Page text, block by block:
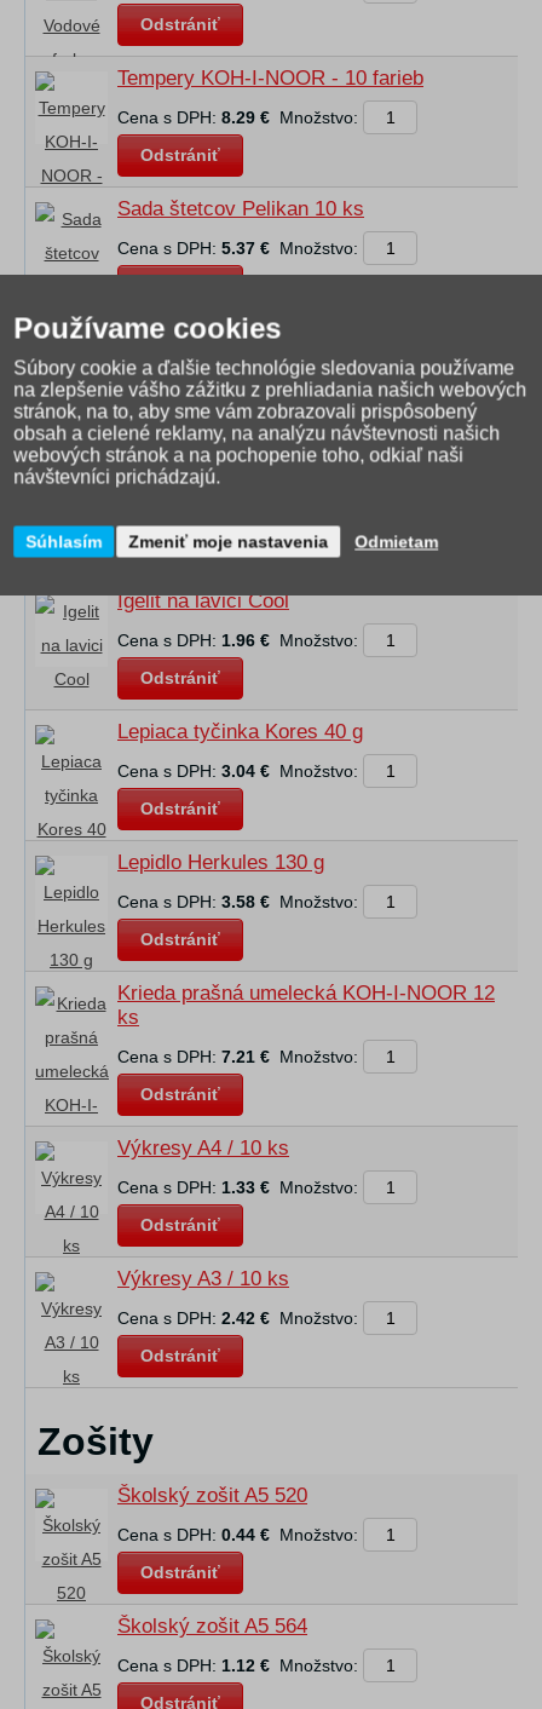
Odstrániť
Tempery KOH-I-NOOR - 10 farieb
Cena s DPH: 8.29 € Množstvo:
Odstrániť
Sada štetcov Pelikan 10 ks
Cena s DPH: 5.37 € Množstvo:
Kalíšek na vodu bezpečnostný
Cena s DPH:1.04 € Množstvo:
Odstrániť
Maliarska paleta
Odstrániť
Igelit na lavici Cool
Cena s DPH: 1.96 € Množstvo:
Odstrániť
Lepiaca tyčinka Kores 40 g
Cena s DPH: 3.04 € Množstvo:
Odstrániť
Lepidlo Herkules 130 g
Cena s DPH: 3.58 € Množstvo:
Odstrániť
Krieda prašná umelecká KOH-I-NOOR 12
ks
Cena s DPH: 7.21 € Množstvo:
Odstrániť
Výkresy A4 / 10 ks
Cena s DPH: 1.33 € Množstvo:
Odstrániť
Výkresy A3 / 10 ks
Cena s DPH: 2.42 € Množstvo:
Odstrániť
Zošity
Školský zošit A5 520
Cena s DPH: 0.44 € Množstvo:
Odstrániť
Školský zošit A5 564
Cena s DPH: 1.12 € Množstvo:
Odstrániť
Používame cookies
Súbory cookie a ďalšie technológie sledovania používame
na zlepšenie vášho zážitku z prehliadania našich webových
stránok, na to, aby sme vám zobrazovali prispôsobený
obsah a cielené reklamy, na analýzu návštevnosti našich
webových stránok a na pochopenie toho, odkiaľ naši
návštevníci prichádzajú.
Súhlasím Zmeniť moje nastavenia Odmietam